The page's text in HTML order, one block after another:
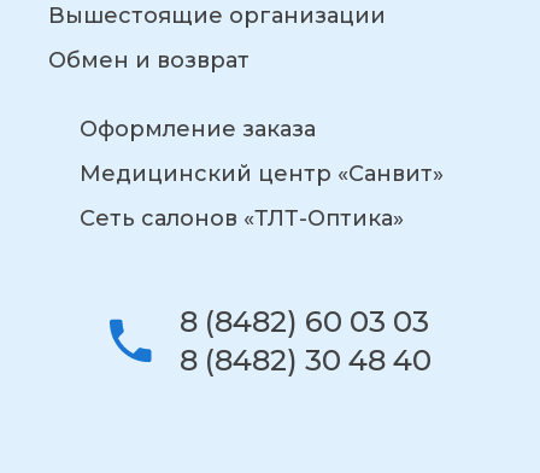
Вышестоящие организации
Обмен и возврат
Оформление заказа
Медицинский центр «Санвит»
Сеть салонов «ТЛТ-Оптика»
8 (8482) 60 03 03
8 (8482) 30 48 40